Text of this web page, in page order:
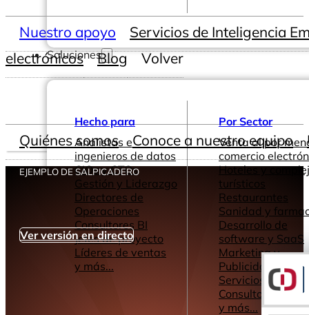
Soluciones
Hecho para
Analistas e
ingenieros de datos
CIOs y CTOs
Gestión y Liderazgo
Directores de
Operaciones
Consultores BI
Jefes de proyecto
Líderes de ventas
y más...
Por Sector
Venta al por
comercio
Hoteles y
turísticos
Restaurantes
Sanidad y
Desarrollo de
software y SaaS
Marketing y
Publicidad
Servicios de
Consultoría
y más...
Nuestro apoyo
Servicios de Inteligencia
electrónicos
Blog Volver
Quiénes somos Conoce a nuestro equipo
EJEMPLO DE SALPICADERO
Ver versión en directo